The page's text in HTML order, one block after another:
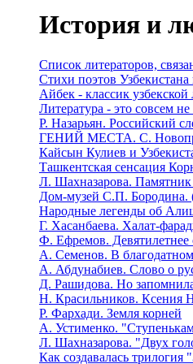
История и
Список литераторов,
Стихи поэтов
Айбек - классик узбекской
Литература - это совсем
Р. Назарьян. Российский
ГЕНИЙ МЕСТА. C.
Кайсын Кулиев и
Ташкентская сенсация
Л. Шахназарова.
Дом-музей С.П. Бородина.
Народные легенды об
Г. Хасанбаева. Халат-
Ф. Ефремов. Девятилетнее
А. Семенов. В
А. Абдунабиев. Слово о
Д. Рашидова. Но
Н. Красильников. Ксения
Р. Фархади. Земля корней
А. Устименко.
Л. Шахназарова. "Двух
Как создавалась